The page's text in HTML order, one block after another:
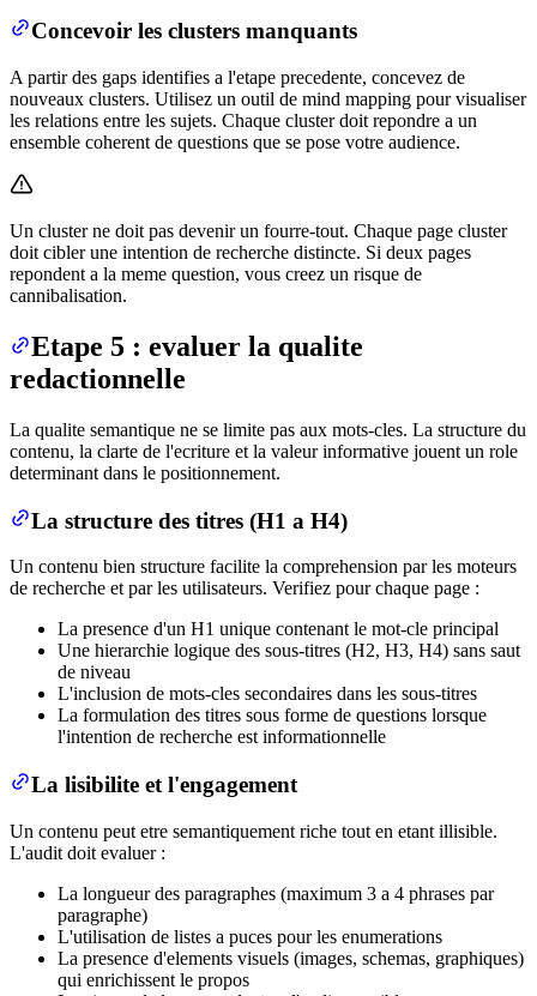
Concevoir les clusters manquants
A partir des gaps identifies a l'etape precedente, concevez de
nouveaux clusters. Utilisez un outil de mind mapping pour visualiser
les relations entre les sujets. Chaque cluster doit repondre a un
ensemble coherent de questions que se pose votre audience.
Un cluster ne doit pas devenir un fourre-tout. Chaque page cluster
doit cibler une intention de recherche distincte. Si deux pages
repondent a la meme question, vous creez un risque de
cannibalisation.
Etape 5 : evaluer la qualite
redactionnelle
La qualite semantique ne se limite pas aux mots-cles. La structure du
contenu, la clarte de l'ecriture et la valeur informative jouent un role
determinant dans le positionnement.
La structure des titres (H1 a H4)
Un contenu bien structure facilite la comprehension par les moteurs
de recherche et par les utilisateurs. Verifiez pour chaque page :
La presence d'un H1 unique contenant le mot-cle principal
Une hierarchie logique des sous-titres (H2, H3, H4) sans saut
de niveau
L'inclusion de mots-cles secondaires dans les sous-titres
La formulation des titres sous forme de questions lorsque
l'intention de recherche est informationnelle
La lisibilite et l'engagement
Un contenu peut etre semantiquement riche tout en etant illisible.
L'audit doit evaluer :
La longueur des paragraphes (maximum 3 a 4 phrases par
paragraphe)
L'utilisation de listes a puces pour les enumerations
La presence d'elements visuels (images, schemas, graphiques)
qui enrichissent le propos